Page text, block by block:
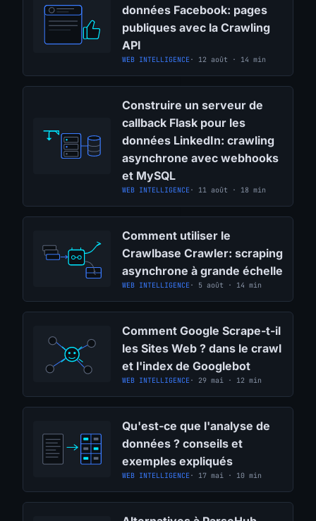
données Facebook: pages
publiques avec la Crawling
API
WEB INTELLIGENCE · 12 août · 14 min
Construire un serveur de
callback Flask pour les
données LinkedIn: crawling
asynchrone avec webhooks
et MySQL
WEB INTELLIGENCE · 11 août · 18 min
Comment utiliser le
Crawlbase Crawler: scraping
asynchrone à grande échelle
WEB INTELLIGENCE · 5 août · 14 min
Comment Google Scrape-t-il
les Sites Web ? dans le crawl
et l'index de Googlebot
WEB INTELLIGENCE · 29 mai · 12 min
Qu'est-ce que l'analyse de
données ? conseils et
exemples expliqués
WEB INTELLIGENCE · 17 mai · 10 min